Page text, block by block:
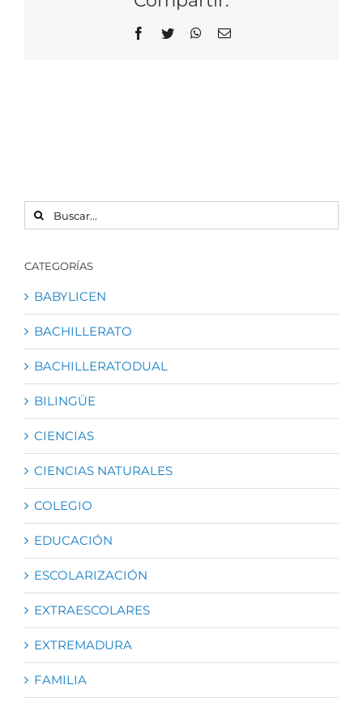
Facebook
Twitter WhatsApp
Correo
BUSCAR:
CATEGORÍAS
BABYLICEN
BACHILLERATO
BACHILLERATODUAL
BILINGÜE
CIENCIAS
CIENCIAS NATURALES
COLEGIO
EDUCACIÓN
ESCOLARIZACIÓN
EXTRAESCOLARES
EXTREMADURA
FAMILIA